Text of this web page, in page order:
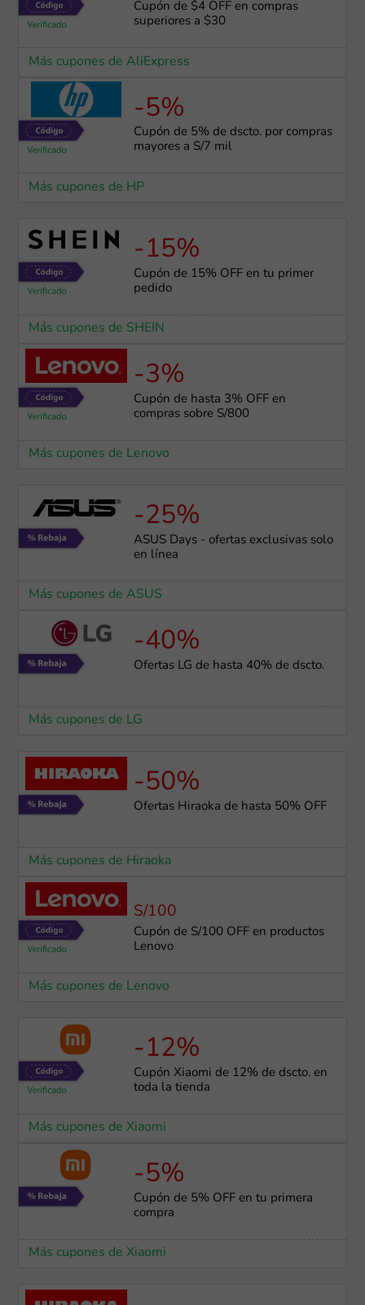
Cupón de $4 OFF en compras
superiores a $30
Más cupones de AliExpress
-5%
Cupón de 5% de dscto. por compras
mayores a S/7 mil
Más cupones de HP
-15%
Cupón de 15% OFF en tu primer
pedido
Más cupones de SHEIN
-3%
Cupón de hasta 3% OFF en
compras sobre S/800
Más cupones de Lenovo
-25%
ASUS Days - ofertas exclusivas solo
en línea
Más cupones de ASUS
-40%
Ofertas LG de hasta 40% de dscto.
Más cupones de LG
-50%
Ofertas Hiraoka de hasta 50% OFF
Más cupones de Hiraoka
S/100
Cupón de S/100 OFF en productos
Lenovo
Más cupones de Lenovo
-12%
Cupón Xiaomi de 12% de dscto. en
toda la tienda
Más cupones de Xiaomi
-5%
Cupón de 5% OFF en tu primera
compra
Más cupones de Xiaomi